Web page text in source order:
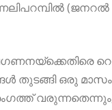
(ജനറൽ
തുടങ്ങി ഒരു
വരുന്നതെന്നും,